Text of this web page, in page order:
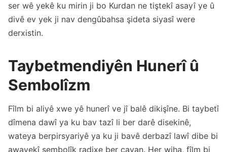
ser wê yekê ku mirin ji bo Kurdan ne tiştekî asayî ye û
divê ev yek ji nav dengûbahsa şideta siyasî were
derxistin.
Taybetmendiyên Hunerî û
Sembolîzm
Fîlm bi aliyê xwe yê hunerî ve jî balê dikişîne. Bi taybetî
dîmena dawî ya ku bav tazî li ber darê disekinê,
wateya berpirsyariyê ya ku ji bavê derbazî lawî dibe bi
awayekî sembolîk radixe ber çavan. Her wiha, fîlm bi